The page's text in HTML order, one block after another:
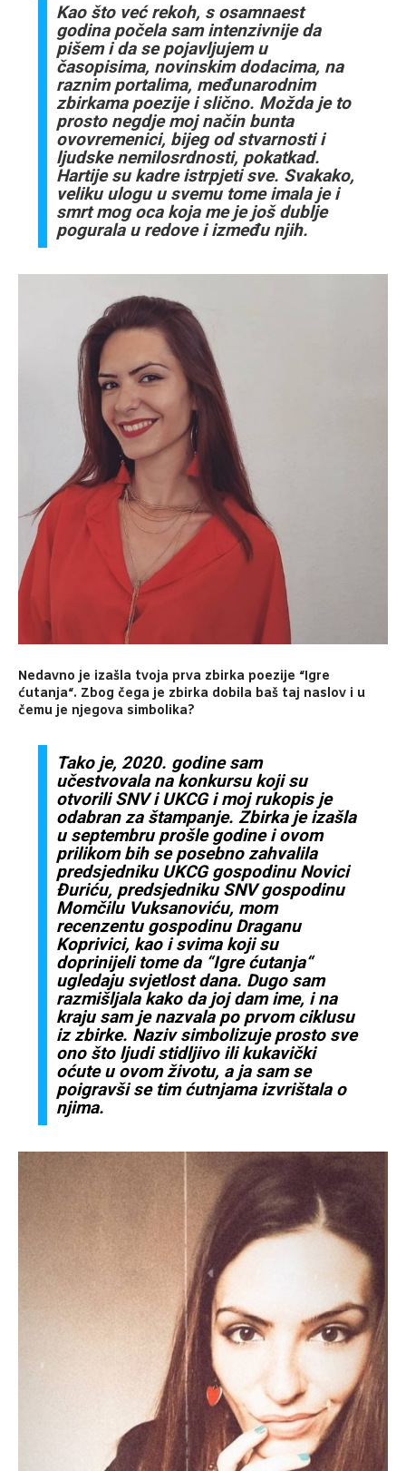
Kao što već rekoh, s osamnaest
godina počela sam intenzivnije da
pišem i da sepojavljujem u
časopisima, novinskim dodacima, na
raznim portalima, međunarodnim
zbirkama poezije i slično. Možda je to
prosto negdje moj način bunta
ovovremenici, bijeg od stvarnosti i
ljudske nemilosrdnosti, pokatkad.
Hartije su kadre istrpjeti sve. Svakako,
veliku ulogu u svemu tome imala je i
smrt mog oca koja me je još dublje
pogurala u redove i između njih.
Nedavno je izašla tvoja prva zbirka poezije “Igre
ćutanja“. Zbog čega je zbirka dobila baš taj naslov i u
čemu je njegova simbolika?
Tako je, 2020. godine sam
učestvovala na konkursu koji su
otvorili SNV i UKCG imoj rukopis je
odabran za štampanje. Zbirka je izašla
u septembru prošle godine iovom
prilikom bih se posebno zahvalila
predsjedniku UKCG gospodinu Novici
Đuriću, predsjedniku SNV gospodinu
Momčilu Vuksanoviću, mom
recenzentu gospodinu Draganu
Koprivici, kao i svima koji su
doprinijeli tome da “Igre ćutanja“
ugledaju svjetlost dana. Dugo sam
razmišljala kako da joj dam ime, i na
kraju sam je nazvala po prvomciklusu
iz zbirke. Naziv simbolizuje prosto sve
ono što ljudi stidljivo ili kukavički
oćute u ovom životu, a ja sam se
poigravši se tim ćutnjama izvrištala o
njima.